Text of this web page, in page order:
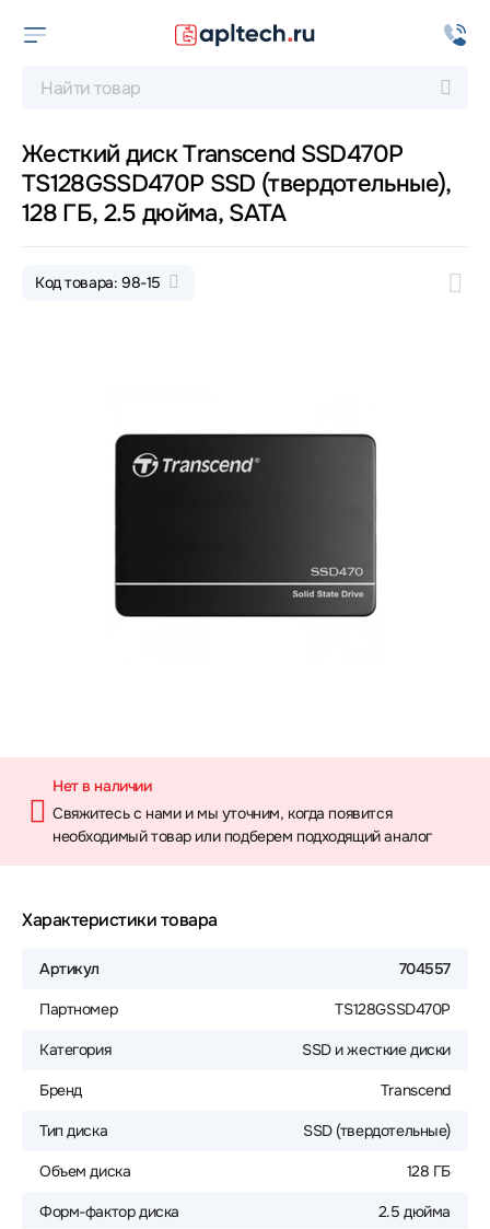
Жесткий диск Transcend SSD470P
TS128GSSD470P SSD (твердотельные),
128 ГБ, 2.5 дюйма, SATA
Код товара: 98-15
Нет в наличии
Свяжитесь с нами и мы уточним, когда появится
необходимый товар или подберем подходящий аналог
Характеристики товара
Артикул 704557
Партномер TS128GSSD470P
Категория SSD и жесткие диски
Бренд Transcend
Тип диска SSD (твердотельные)
Объем диска 128 ГБ
Форм-фактор диска 2.5 дюйма